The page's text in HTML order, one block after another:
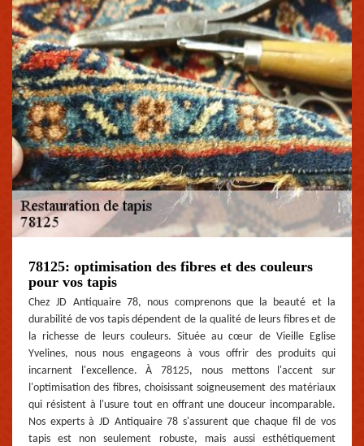
78125: optimisation des fibres et des couleurs
pour vos tapis
Chez JD Antiquaire 78, nous comprenons que la beauté et la
durabilité de vos tapis dépendent de la qualité de leurs fibres et de
la richesse de leurs couleurs. Située au cœur de Vieille Eglise
Yvelines, nous nous engageons à vous offrir des produits qui
incarnent l'excellence. À 78125, nous mettons l'accent sur
l'optimisation des fibres, choisissant soigneusement des matériaux
qui résistent à l'usure tout en offrant une douceur incomparable.
Nos experts à JD Antiquaire 78 s'assurent que chaque fil de vos
tapis est non seulement robuste, mais aussi esthétiquement